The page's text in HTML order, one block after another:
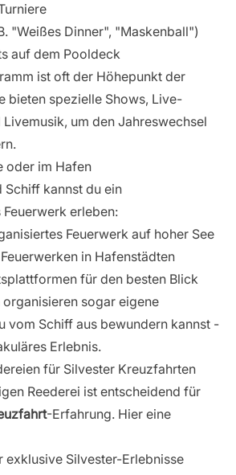
"Weißes Dinner", "Maskenball")
auf dem Pooldeck
ist oft der Höhepunkt der
bieten spezielle Shows, Live-
um den Jahreswechsel
oder im Hafen
Schiff kannst du ein
erleben:
Feuerwerk auf hoher See
in Hafenstädten
für den besten Blick
organisieren sogar eigene
vom Schiff aus bewundern kannst -
Erlebnis.
für Silvester Kreuzfahrten
Reederei ist entscheidend für
-Erfahrung. Hier eine
exklusive Silvester-Erlebnisse